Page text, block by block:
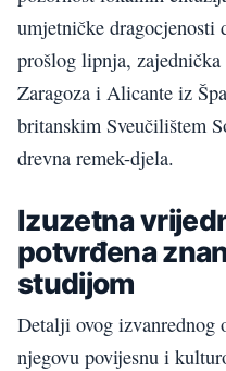
umjetničke dragocjenosti
prošlog lipnja,
Zaragoza i Alicante iz
britanskim Sveučilištem
drevna remek-djela.
Izuzetna
potvrđena
studijom
Detalji ovog izvanrednog
njegovu povijesnu i